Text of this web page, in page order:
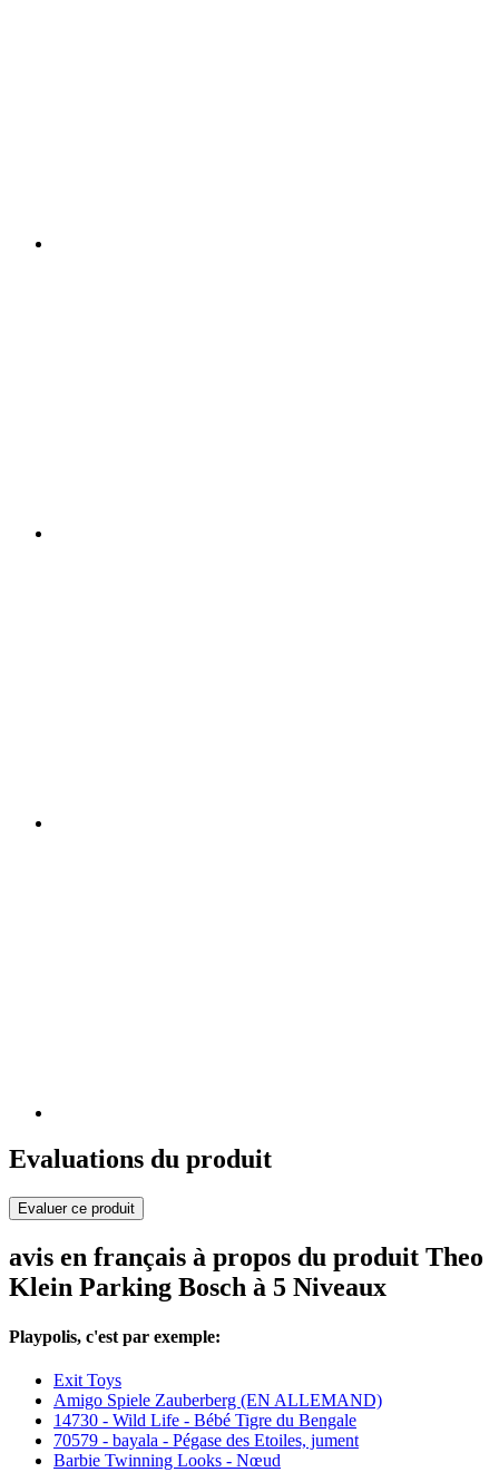
Evaluations du produit
Evaluer ce produit
avis en français à propos du produit Theo
Klein Parking Bosch à 5 Niveaux
Playpolis, c'est par exemple:
Exit Toys
Amigo Spiele Zauberberg (EN ALLEMAND)
14730 - Wild Life - Bébé Tigre du Bengale
70579 - bayala - Pégase des Etoiles, jument
Barbie Twinning Looks - Nœud